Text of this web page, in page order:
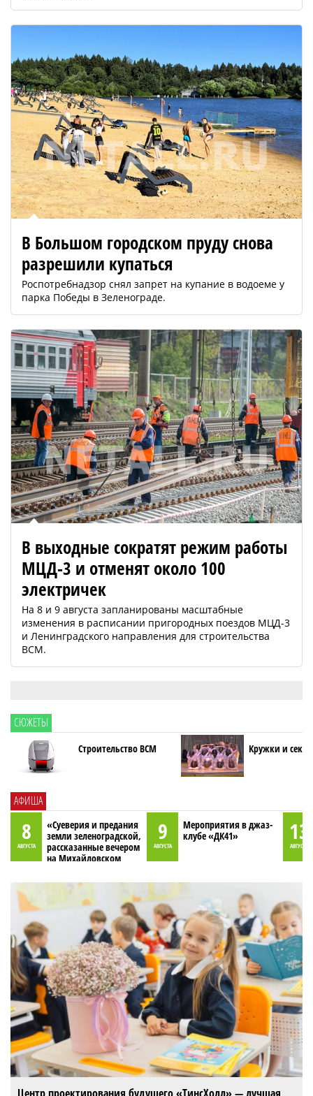
В Большом городском пруду снова
разрешили купаться
Роспотребнадзор снял запрет на купание в водоеме у
парка Победы в Зеленограде.
В выходные сократят режим работы
МЦД-3 и отменят около 100
электричек
На 8 и 9 августа запланированы масштабные
изменения в расписании пригородных поездов МЦД-3
и Ленинградского направления для строительства
ВСМ.
СЮЖЕТЫ
Строительство ВСМ Кружки и
АФИША
8
АВГУСТА
«Суеверия и предания
земли зеленоградской,
рассказанные вечером
на Михайловском
9
АВГУСТА
Мероприятия в джаз-
клубе «ДК41»
13
АВГУСТА